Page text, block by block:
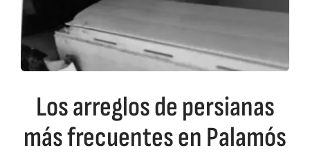
Los arreglos de persianas
más frecuentes en Palamós